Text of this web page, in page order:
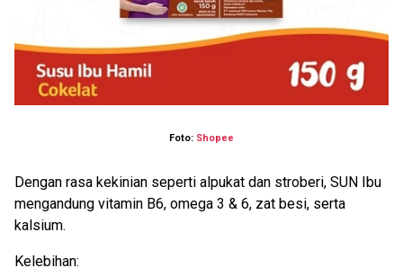
Foto: Shopee
Dengan rasa kekinian seperti alpukat dan stroberi, SUN Ibu
mengandung vitamin B6, omega 3 & 6, zat besi, serta
kalsium.
Kelebihan: